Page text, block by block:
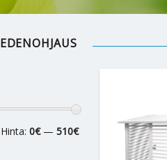
Hinta: 0€— 510€